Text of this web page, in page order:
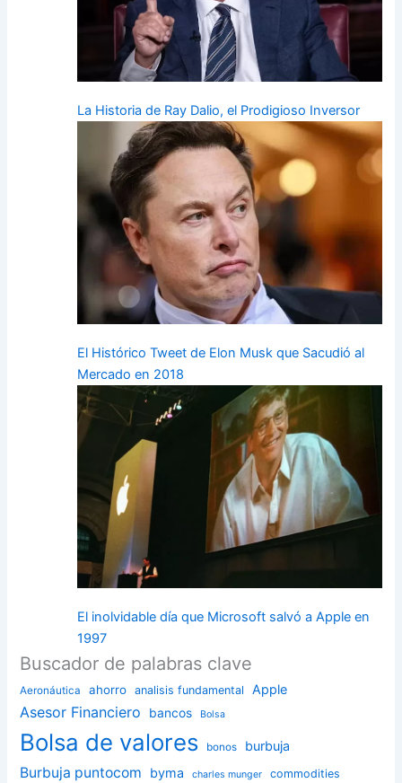
La Historia de Ray Dalio, el Prodigioso Inversor
El Histórico Tweet de Elon Musk que Sacudió al
Mercado en 2018
El inolvidable día que Microsoft salvó a Apple en
1997
Buscador de palabras clave
Aeronáutica ahorro analisis fundamental Apple
Asesor Financiero bancos Bolsa
Bolsa de valores bonos burbuja
Burbuja puntocom byma charles munger
commodities